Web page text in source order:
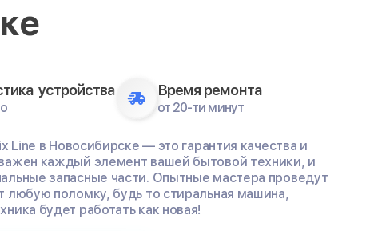
устройства Время ремонта
от 20-ти минут
Line в Новосибирске — это гарантия качества и
каждый элемент вашей бытовой техники, и
запасные части. Опытные мастера проведут
любую поломку, будь то стиральная машина,
будет работать как новая!